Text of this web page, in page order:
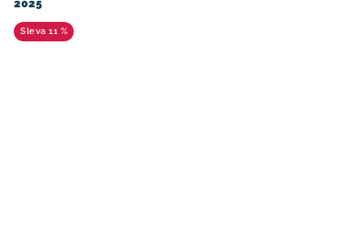
2025
11 %